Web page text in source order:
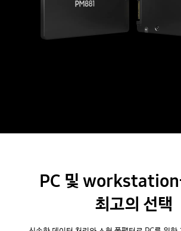
PC 및 workstation
최고의 선택